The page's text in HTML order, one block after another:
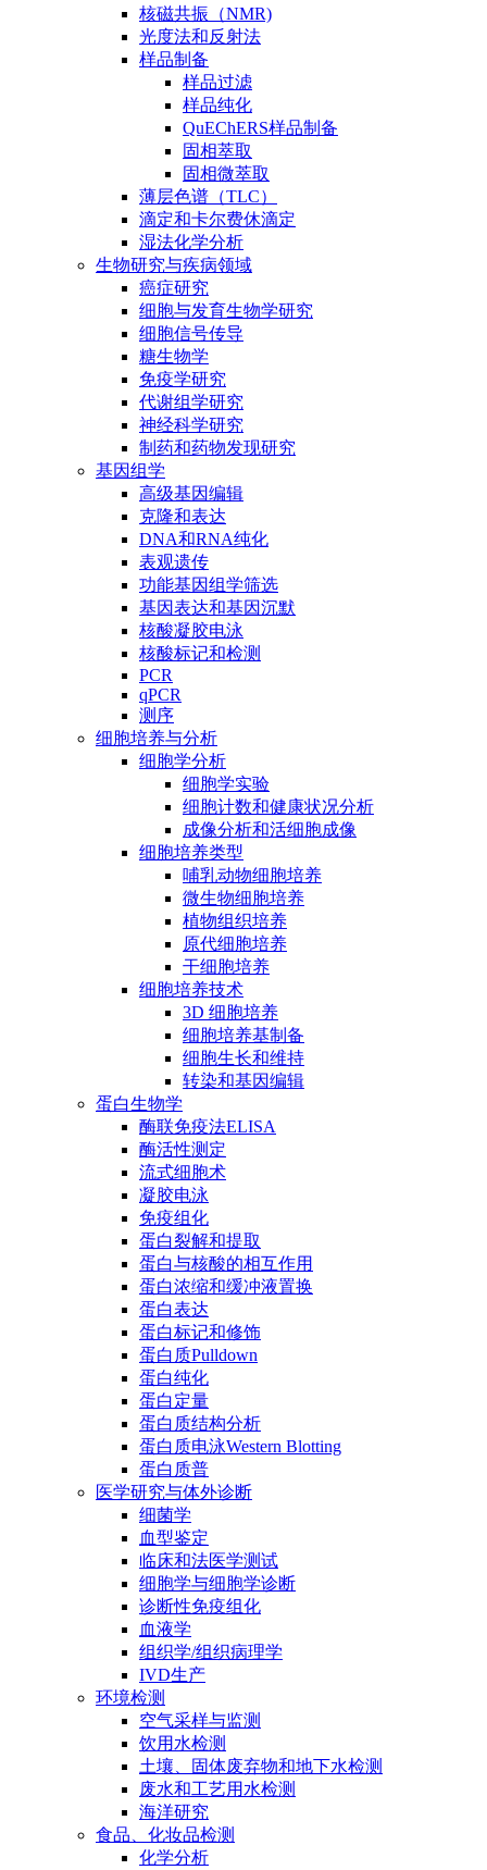
核磁共振（NMR)
光度法和反射法
样品制备
样品过滤
样品纯化
QuEChERS样品制备
固相萃取
固相微萃取
薄层色谱（TLC）
滴定和卡尔费休滴定
湿法化学分析
生物研究与疾病领域
癌症研究
细胞与发育生物学研究
细胞信号传导
糖生物学
免疫学研究
代谢组学研究
神经科学研究
制药和药物发现研究
基因组学
高级基因编辑
克隆和表达
DNA和RNA纯化
表观遗传
功能基因组学筛选
基因表达和基因沉默
核酸凝胶电泳
核酸标记和检测
PCR
qPCR
测序
细胞培养与分析
细胞学分析
细胞学实验
细胞计数和健康状况分析
成像分析和活细胞成像
细胞培养类型
哺乳动物细胞培养
微生物细胞培养
植物组织培养
原代细胞培养
干细胞培养
细胞培养技术
3D 细胞培养
细胞培养基制备
细胞生长和维持
转染和基因编辑
蛋白生物学
酶联免疫法ELISA
酶活性测定
流式细胞术
凝胶电泳
免疫组化
蛋白裂解和提取
蛋白与核酸的相互作用
蛋白浓缩和缓冲液置换
蛋白表达
蛋白标记和修饰
蛋白质Pulldown
蛋白纯化
蛋白定量
蛋白质结构分析
蛋白质电泳Western Blotting
蛋白质普
医学研究与体外诊断
细菌学
血型鉴定
临床和法医学测试
细胞学与细胞学诊断
诊断性免疫组化
血液学
组织学/组织病理学
IVD生产
环境检测
空气采样与监测
饮用水检测
土壤、固体废弃物和地下水检测
废水和工艺用水检测
海洋研究
食品、化妆品检测
化学分析